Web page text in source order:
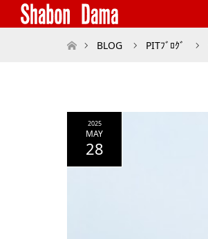
ホームBLOG PITﾌﾞﾛｸﾞ
2025
MAY
28